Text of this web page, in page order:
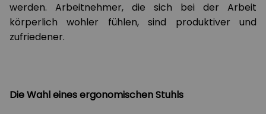
werden. Arbeitnehmer, die sich bei der Arbeit
körperlich wohler fühlen, sind produktiver und
zufriedener.
Die Wahl eines ergonomischen Stuhls